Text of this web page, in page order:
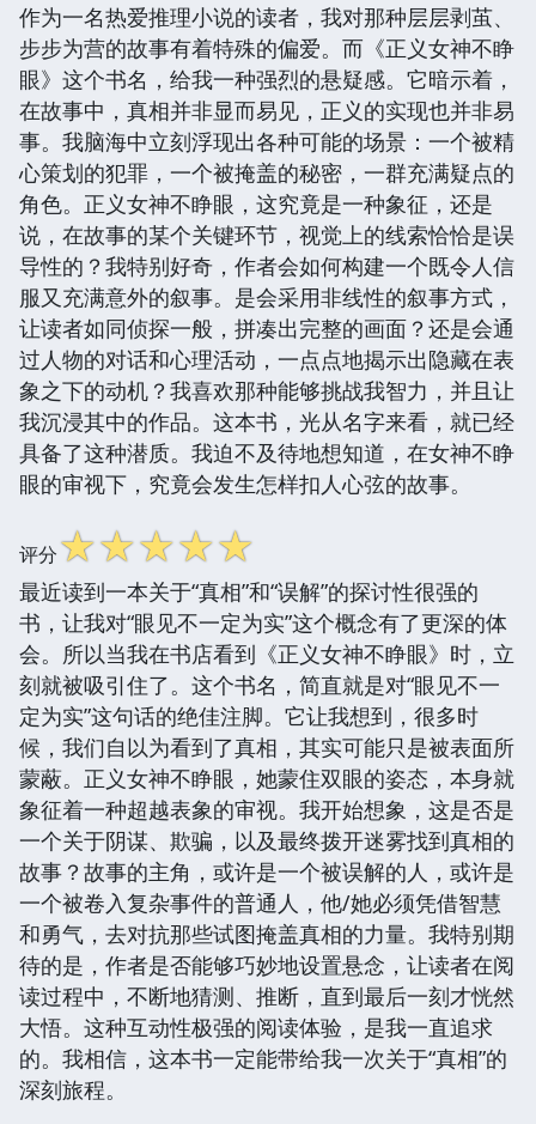
作为一名热爱推理小说的读者，我对那种层层剥茧、
步步为营的故事有着特殊的偏爱。而《正义女神不睁
眼》这个书名，给我一种强烈的悬疑感。它暗示着，
在故事中，真相并非显而易见，正义的实现也并非易
事。我脑海中立刻浮现出各种可能的场景：一个被精
心策划的犯罪，一个被掩盖的秘密，一群充满疑点的
角色。正义女神不睁眼，这究竟是一种象征，还是
说，在故事的某个关键环节，视觉上的线索恰恰是误
导性的？我特别好奇，作者会如何构建一个既令人信
服又充满意外的叙事。是会采用非线性的叙事方式，
让读者如同侦探一般，拼凑出完整的画面？还是会通
过人物的对话和心理活动，一点点地揭示出隐藏在表
象之下的动机？我喜欢那种能够挑战我智力，并且让
我沉浸其中的作品。这本书，光从名字来看，就已经
具备了这种潜质。我迫不及待地想知道，在女神不睁
眼的审视下，究竟会发生怎样扣人心弦的故事。
评分☆☆☆☆☆
最近读到一本关于“真相”和“误解”的探讨性很强的
书，让我对“眼见不一定为实”这个概念有了更深的体
会。所以当我在书店看到《正义女神不睁眼》时，立
刻就被吸引住了。这个书名，简直就是对“眼见不一
定为实”这句话的绝佳注脚。它让我想到，很多时
候，我们自以为看到了真相，其实可能只是被表面所
蒙蔽。正义女神不睁眼，她蒙住双眼的姿态，本身就
象征着一种超越表象的审视。我开始想象，这是否是
一个关于阴谋、欺骗，以及最终拨开迷雾找到真相的
故事？故事的主角，或许是一个被误解的人，或许是
一个被卷入复杂事件的普通人，他/她必须凭借智慧
和勇气，去对抗那些试图掩盖真相的力量。我特别期
待的是，作者是否能够巧妙地设置悬念，让读者在阅
读过程中，不断地猜测、推断，直到最后一刻才恍然
大悟。这种互动性极强的阅读体验，是我一直追求
的。我相信，这本书一定能带给我一次关于“真相”的
深刻旅程。